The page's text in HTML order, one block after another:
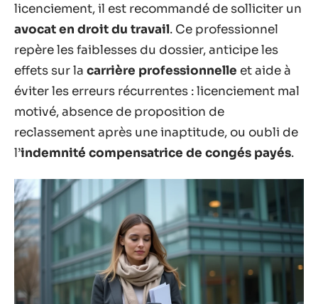
licenciement, il est recommandé de solliciter un
avocat en droit du travail. Ce professionnel
repère les faiblesses du dossier, anticipe les
effets sur la carrière professionnelle et aide à
éviter les erreurs récurrentes : licenciement mal
motivé, absence de proposition de
reclassement après une inaptitude, ou oubli de
l’indemnité compensatrice de congés payés.